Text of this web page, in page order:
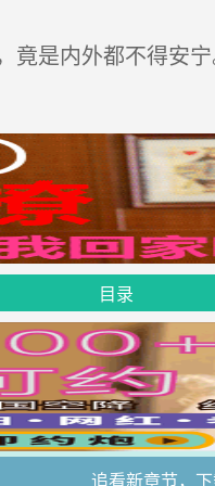
是内外都不得安宁
目录
追看新章节，